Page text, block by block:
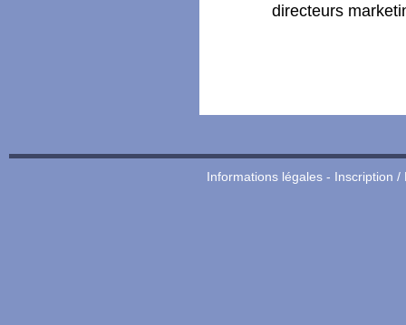
directeurs
Informations légales- Inscription